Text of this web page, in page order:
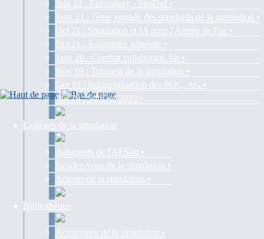
Juin 22 : Eurosatory - SimDef •
Janv 21 : 7ème journée des standards de la simulation •
Oct 21 : Simulation et IA pour l'Armée de l'air •
Oct 21 : Assemblée générale •
Janv 20 : Combat collaboratif Air •
Nov 19 : Tutoriels de la simulation •
Oct 19 : Industrialisation des POC, AG •
Juil 19 : SimDef 2019 •
Collèges de la simulation
Adhérents de l'AFSim •
Rendez-vous de la simulation •
Acteurs de la simulation •
Bibliothèque
Acronymes de la simulation •